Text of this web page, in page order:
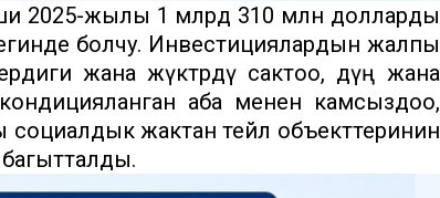
2025-жылы 1 млрд 310 млн долларды
болчу. Инвестициялардын жалпы
жана жүктөрдү сактоо, дүң жана
аба менен камсыздоо,
жактан тейлөө объекттеринин